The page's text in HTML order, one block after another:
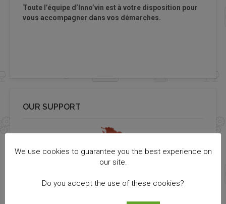
Toute l’équipe d’Inno’vin est à votre disposition pour
vous accompagner dans vos démarches.
OUR SUPPORT
We use cookies to guarantee you the best experience on
our site.
Do you accept the use of these cookies?